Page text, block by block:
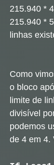
215.940 *
215.940 * 5
linhas
Como
o bloco
limite de
divisível
podemos
de 4 em 4.